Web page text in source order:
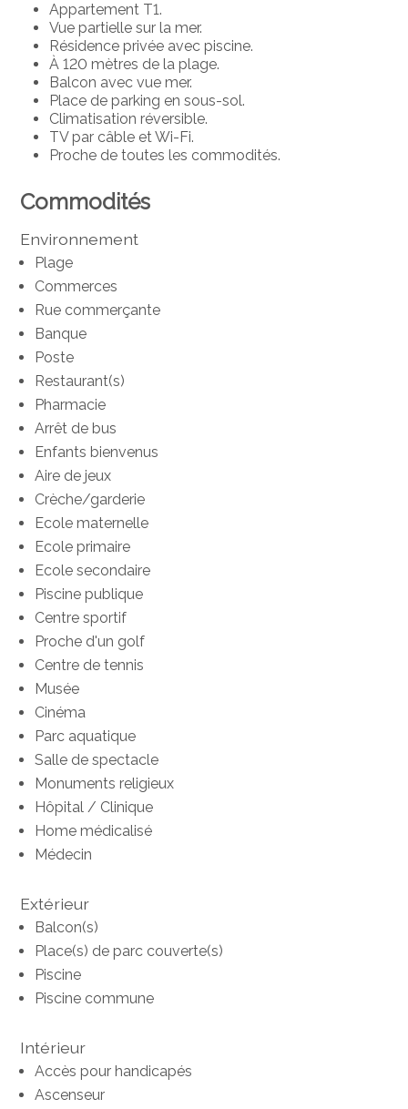
Appartement T1.
Vue partielle sur la mer.
Résidence privée avec piscine.
À 120 mètres de la plage.
Balcon avec vue mer.
Place de parking en sous-sol.
Climatisation réversible.
TV par câble et Wi-Fi.
Proche de toutes les commodités.
Commodités
Environnement
Plage
Commerces
Rue commerçante
Banque
Poste
Restaurant(s)
Pharmacie
Arrêt de bus
Enfants bienvenus
Aire de jeux
Crèche/garderie
Ecole maternelle
Ecole primaire
Ecole secondaire
Piscine publique
Centre sportif
Proche d'un golf
Centre de tennis
Musée
Cinéma
Parc aquatique
Salle de spectacle
Monuments religieux
Hôpital / Clinique
Home médicalisé
Médecin
Extérieur
Balcon(s)
Place(s) de parc couverte(s)
Piscine
Piscine commune
Intérieur
Accès pour handicapés
Ascenseur